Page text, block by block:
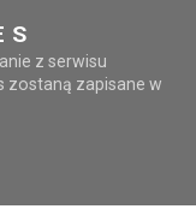
z serwisu
zostaną zapisane w